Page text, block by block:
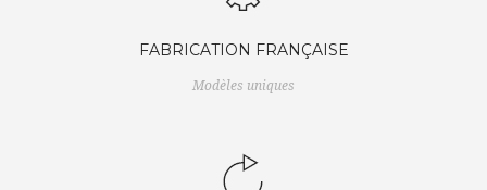
FABRICATION FRANÇAISE
Modèles uniques